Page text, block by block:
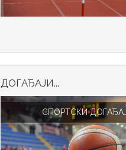
ДОГАЂАЈИ...
СПОРТСКИ